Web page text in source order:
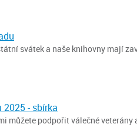
svátek a naše knihovny mají
2025 - sbírka
můžete podpořit válečné